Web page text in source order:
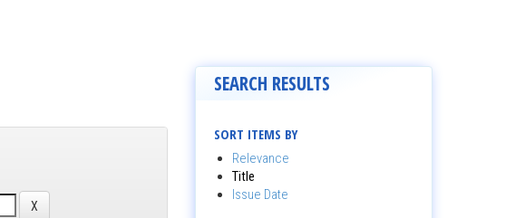
SEARCH RESULTS
SORT ITEMS BY
Relevance
Title
Issue Date